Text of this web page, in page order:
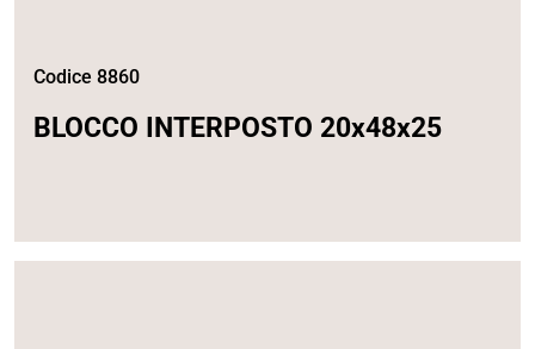
Codice 8860
BLOCCO INTERPOSTO 20x48x25